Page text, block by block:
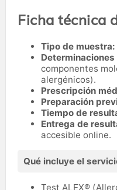
Ficha técnica
Tipo de muestra:
componentes
alergénicos).
Prescripción
Preparación
Tiempo de
Entrega de
accesible online.
Qué incluye el
Test ALEX®